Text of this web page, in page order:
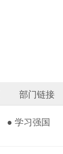
部门链接
● 学习强国